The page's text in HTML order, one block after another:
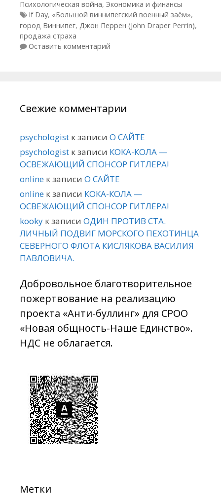
Психологическая война, Экономика и финансы
Метки
If Day, «Большой виннипегский военный заём»,
город Виннипег, Джон Перрен (John Draper Perrin),
продажа страха
Оставить комментарий
Свежие комментарии
psychologist к записи О САЙТЕ
psychologist к записи КОКА-КОЛА —
ОСВЕЖАЮЩИЙ СПОНСОР ГИТЛЕРА!
online к записи О САЙТЕ
online к записи КОКА-КОЛА —
ОСВЕЖАЮЩИЙ СПОНСОР ГИТЛЕРА!
kooky к записи ОДИН ПРОТИВ СТА.
ЛИЧНЫЙ ПОДВИГ МОРСКОГО ПЕХОТИНЦА
СЕВЕРНОГО ФЛОТА КИСЛЯКОВА ВАСИЛИЯ
ПАВЛОВИЧА.
Добровольное благотворительное
пожертвование на реализацию
проекта «Анти-буллинг» для СРОО
«Новая общность-Наше Единство».
НДС не облагается.
Метки